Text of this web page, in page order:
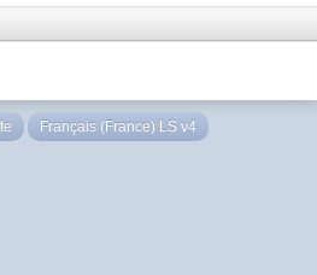
Français (France) LS v4